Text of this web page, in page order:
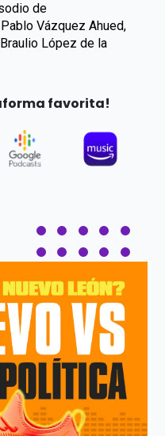
de
Vázquez Ahued,
López de la
favorita!